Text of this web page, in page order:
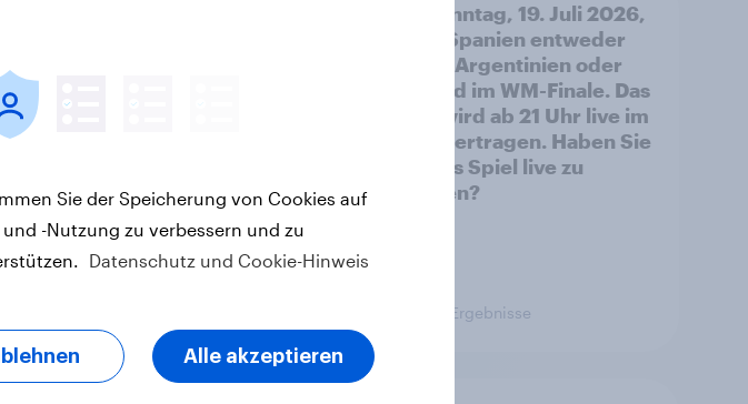
Am Sonntag, 19. Juli 2026,
spielt Spanien entweder
gegen Argentinien oder
England im WM-Finale. Das
Spiel wird ab 21 Uhr live im
ZDF übertragen. Haben Sie
vor, das Spiel live zu
schauen?
Aktuelle Ergebnisse
Sie der Speicherung von Cookies auf
-Nutzung zu verbessern und zu
Datenschutz und Cookie-Hinweis
Alle akzeptieren